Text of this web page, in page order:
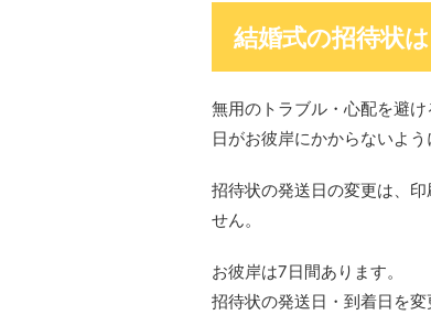
結婚式の招待状
無用のトラブル・心配を避
日がお彼岸にかからないよ
招待状の発送日の変更は、
せん。
お彼岸は7日間あります。
招待状の発送日・到着日を